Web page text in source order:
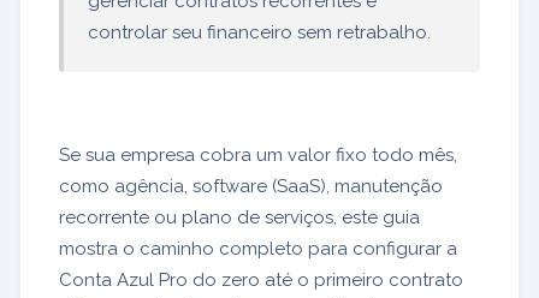
controlar seu financeiro sem retrabalho.
Se sua empresa cobra um valor fixo todo mês,
como agência, software (SaaS), manutenção
recorrente ou plano de serviços, este guia
mostra o caminho completo para configurar a
Conta Azul Pro do zero até o primeiro contrato